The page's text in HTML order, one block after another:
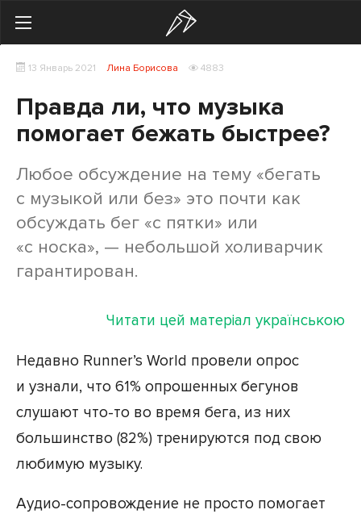
Здоровье
Тренировки
Мотивация
Питание
13 Январь 2021 Лина Борисова 4883
Правда ли, что музыка
помогает бежать быстрее?
Любое обсуждение на тему «бегать
с музыкой или без» это почти как
обсуждать бег «с пятки» или
«с носка», — небольшой холиварчик
гарантирован.
Читати цей матеріал українською
Недавно Runner’s World провели опрос
и узнали, что 61% опрошенных бегунов
слушают что-то во время бега, из них
большинство (82%) тренируются под свою
любимую музыку.
Аудио-сопровождение не просто помогает